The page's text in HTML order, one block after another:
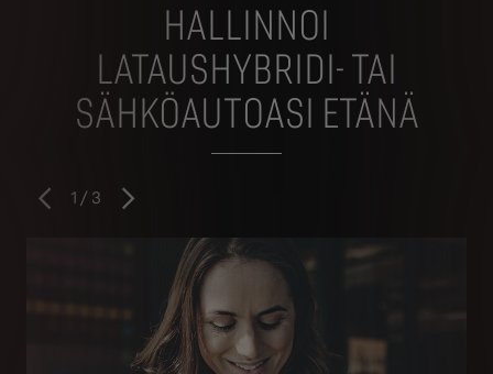
HALLINNOI
LATAUSHYBRIDI- TAI
SÄHKÖAUTOASI ETÄNÄ
Edellinen
1 / 3 Seuraava